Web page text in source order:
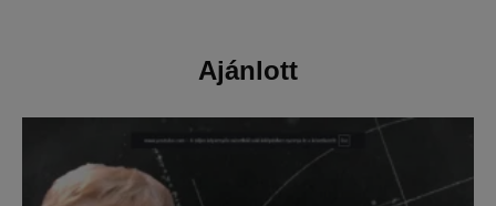
Ajánlott